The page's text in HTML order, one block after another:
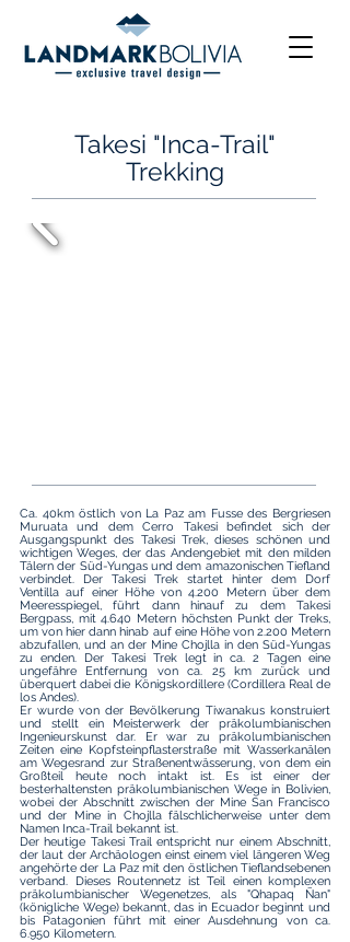
Takesi "Inca-Trail"
Trekking
Ca. 40km östlich von La Paz am Fusse des Bergriesen
Muruata und dem Cerro Takesi befindet sich der
Ausgangspunkt des Takesi Trek, dieses schönen und
wichtigen Weges, der das Andengebiet mit den milden
Tälern der Süd-Yungas und dem amazonischen Tiefland
verbindet. Der Takesi Trek startet hinter dem Dorf
Ventilla auf einer Höhe von 4.200 Metern über dem
Meeresspiegel, führt dann hinauf zu dem Takesi
Bergpass, mit 4.640 Metern höchsten Punkt der Treks,
um von hier dann hinab auf eine Höhe von 2.200 Metern
abzufallen, und an der Mine Chojlla in den Süd-Yungas
zu enden. Der Takesi Trek legt in ca. 2 Tagen eine
ungefähre Entfernung von ca. 25 km zurück und
überquert dabei die Königskordillere (Cordillera Real de
los Andes).
Er wurde von der Bevölkerung Tiwanakus konstruiert
und stellt ein Meisterwerk der präkolumbianischen
Ingenieurskunst dar. Er war zu präkolumbianischen
Zeiten eine Kopfsteinpflasterstraße mit Wasserkanälen
am Wegesrand zur Straßenentwässerung, von dem ein
Großteil heute noch intakt ist. Es ist einer der
besterhaltensten präkolumbianischen Wege in Bolivien,
wobei der Abschnitt zwischen der Mine San Francisco
und der Mine in Chojlla fälschlicherweise unter dem
Namen Inca-Trail bekannt ist.
Der heutige Takesi Trail entspricht nur einem Abschnitt,
der laut der Archäologen einst einem viel längeren Weg
angehörte der La Paz mit den östlichen Tieflandsebenen
verband. Dieses Routennetz ist Teil einen komplexen
präkolumbianischer Wegenetzes, als "Qhapaq Ñan"
(königliche Wege) bekannt, das in Ecuador beginnt und
bis Patagonien führt mit einer Ausdehnung von ca.
6.950 Kilometern.